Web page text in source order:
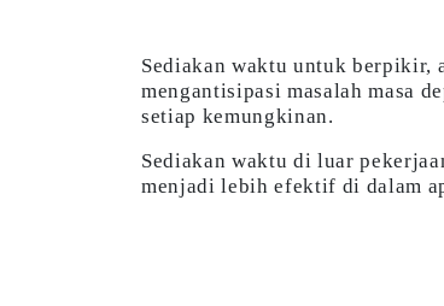
Sediakan waktu untuk berpikir,
mengantisipasi masalah masa
setiap kemungkinan.
Sediakan waktu di luar
menjadi lebih efektif di dalam